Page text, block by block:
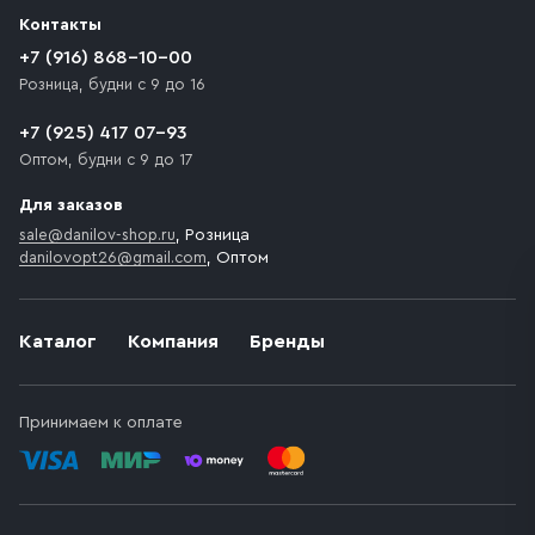
движения. Если на территории места назначения
доставки предусмотрен платный въезд, то Покупателю
необходимо компенсировать стоимость въезда
Каталог Компания Бренды
Принимаем к оплате
Контакты
+7 (916) 868-10-00
Розница, будни с 9 до 16
+7 (925) 417 07-93
Оптом, будни с 9 до 17
Для заказов
sale@danilov-shop.ru, Розница
danilovopt26@gmail.com, Оптом